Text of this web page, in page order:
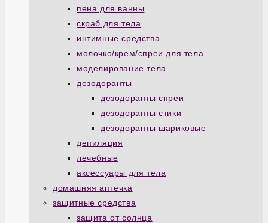
пена для ванны
скраб для тела
интимные средства
молочко/крем/спреи для тела
моделирование тела
дезодоранты
дезодоранты спреи
дезодоранты стики
дезодоранты шариковые
депиляция
лечебные
аксессуары для тела
домашняя аптечка
защитные средства
защита от солнца